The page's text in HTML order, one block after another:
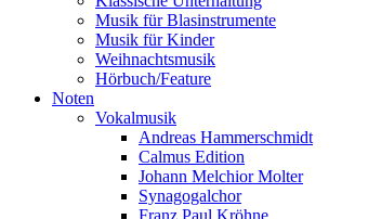
Musik für Blasinstrumente
Musik für Kinder
Weihnachtsmusik
Hörbuch/Feature
Noten
Vokalmusik
Andreas Hammerschmidt
Calmus Edition
Johann Melchior Molter
Synagogalchor
Franz Paul Kröhne